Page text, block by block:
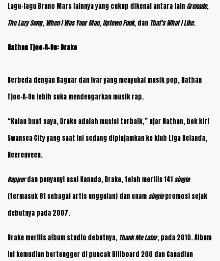
Lagu-lagu Bruno Mars lainnya yang cukup dikenal antara lain Grenade,
The Lazy Song, When I Was Your Man, Uptown Funk, dan That's What I Like.
Nathan Tjoe-A-On: Drake
Berbeda dengan Ragnar dan Ivar yang menyukai musik pop, Nathan
Tjoe-A-On lebih suka mendengarkan musik rap.
“Kalau buat saya, Drake adalah musisi terbaik,” ujar Nathan, bek kiri
Swansea City yang saat ini sedang dipinjamkan ke klub Liga Belanda,
Heerenveen.
Rapperdan penyanyi asal Kanada, Drake, telah merilis 141 single
(termasuk 81 sebagai artis unggulan) dan enamsinglepromosi sejak
debutnya pada 2007.
Drake merilis album studio debutnya, Thank Me Later, pada 2010. Album
ini kemudian bertengger di puncak Billboard 200 dan Canadian